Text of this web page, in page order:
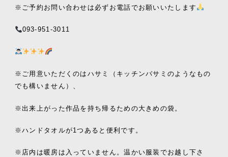
※ご予約お問い合わせは必ずお電話でお願いいたします
093-951-3011
※ご用意いただくのはハサミ（キッチンバサミのようなもの
でも構いません）、
※出来上がった作品を持ち帰るための大きめの袋。
※ハンドタオルが1つあると便利です。
※店内は暖房は入っていません。温かい服装でお越し下さ